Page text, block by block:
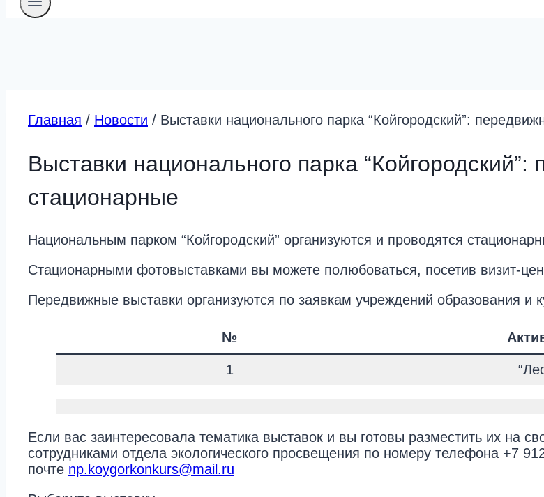
Главная / Новости / Выставки национального парка “Койгородский”:
Выставки национального парка
стационарные
Национальным парком “Койгородский” организуются и проводятся
Стационарными фотовыставками вы можете полюбоваться, посетив визит-
Передвижные выставки организуются по заявкам учреждений образования и
№
1
Если вас заинтересовала тематика выставок и вы готовы разместить их на
сотрудниками отдела экологического просвещения по номеру телефона +7
почте np.koygorkonkurs@mail.ru